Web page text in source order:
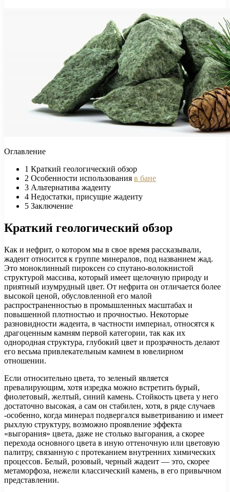
Оглавление
1 Краткий геологический обзор
2 Особенности использования в бане
3 Альтернатива жадеиту
4 Недостатки, присущие жадеиту
5 Заключение
Краткий геологический обзор
Как и нефрит, о котором мы в свое время рассказывали,
жадеит относится к группе минералов, под названием жад.
Это моноклинный пироксен со спутано-волокнистой
структурой массива, который имеет щелочную природу и
приятный изумрудный цвет. От нефрита он отличается более
высокой ценой, обусловленной его малой
распространенностью в промышленных масштабах и
повышенной плотностью и прочностью. Некоторые
разновидности жадеита, в частности империал, относятся к
драгоценным камням первой категории, так как их
однородная структура, глубокий цвет и прозрачность делают
его весьма привлекательным камнем в ювелирном
отношении.
Если относительно цвета, то зеленый является
превалирующим, хотя изредка можно встретить бурый,
фиолетовый, желтый, синий камень. Стойкость цвета у него
достаточно высокая, а сам он стабилен, хотя, в ряде случаев
-особенно, когда минерал подвергался выветриванию и имеет
рыхлую структуру, возможно проявление эффекта
«выгорания» цвета, даже не столько выгорания, а скорее
перехода основного цвета в иную оттеночную или цветовую
палитру, связанную с протеканием внутренних химических
процессов. Белый, розовый, черный жадеит — это, скорее
метаморфоза, нежели классический камень, в его привычном
представлении.